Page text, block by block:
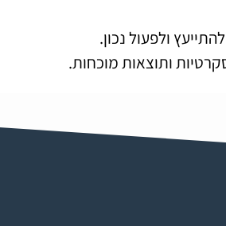
ולפעול נכון.
ותוצאות מוכחות.